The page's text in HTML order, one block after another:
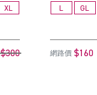
XL
$300
L GL
網路價 $160